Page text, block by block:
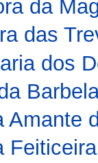
da
das
dos
Amante
Feiticeira